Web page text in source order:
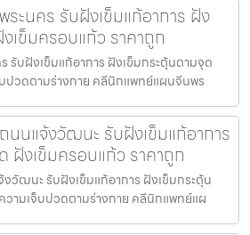
ะนคร รับฝังเข็มแก้อาการ ฝัง
เข็มครอบแก้ว ราคาถูก
บฝังเข็มแก้อาการ ฝังเข็มกระตุ้นตามจุด
บปวดตามร่างกาย คลีนิกแพทย์แผนจีนพร
นแจ้งวัฒนะ รับฝังเข็มแก้อาการ
ฝังเข็มครอบแก้ว ราคาถูก
ฒนะ รับฝังเข็มแก้อาการ ฝังเข็มกระตุ้น
วามเจ็บปวดตามร่างกาย คลีนิกแพทย์แผ